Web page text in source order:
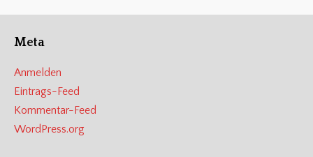
Meta
Anmelden
Eintrags-Feed
Kommentar-Feed
WordPress.org